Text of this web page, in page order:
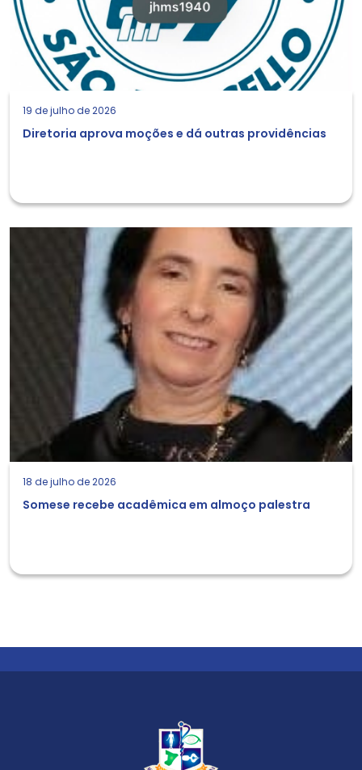
19 de julho de 2026
Diretoria aprova moções e dá outras providências
18 de julho de 2026
Somese recebe acadêmica em almoço palestra